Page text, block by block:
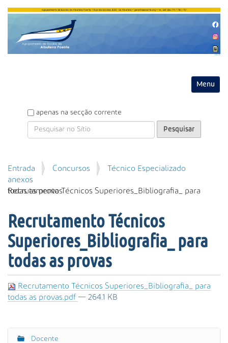
Toggle
P
e
i
s
a
apenas na secção corrente
P
s
a
A
v
a
n
ç
Entrada Concursos
Técnico Especializado
anexos
Recrutamento Técnicos Superiores_Bibliografia_ para todas as provas
Recrutamento Técnicos
Superiores_Bibliografia_ para
todas as provas
Recrutamento Técnicos Superiores_Bibliografia_ para
todas as provas.pdf — 264.1 KB
N
Docente